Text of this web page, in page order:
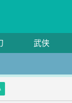
武侠